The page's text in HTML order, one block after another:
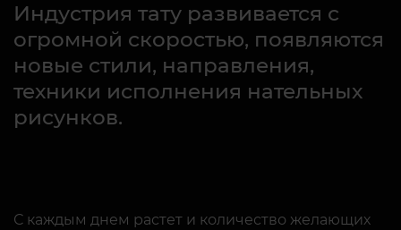
Индустрия тату развивается с
огромной скоростью, появляются
новые стили, направления,
техники исполнения нательных
рисунков.
С каждым днем растет и количество желающих